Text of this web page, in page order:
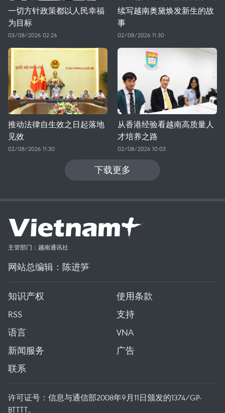
一切方针政策都以人民幸福
为目标
03/08/2026 02:26
续写越南奥黛焕发新生的故
事
02/08/2026 11:30
推动法律自生效之日起落地
见效
02/08/2026 11:30
从香港经验看越南高质量人
才培养之路
02/08/2026 10:03
下载更多
主管部门：越南通讯社
网站总编辑：陈进笋
知识产权
使用条款
RSS
支持
语言
VNA
新闻服务
广告
联系
许可证号：信息与通信部2008年9月11日颁发的1374/GP-
BTTTT。